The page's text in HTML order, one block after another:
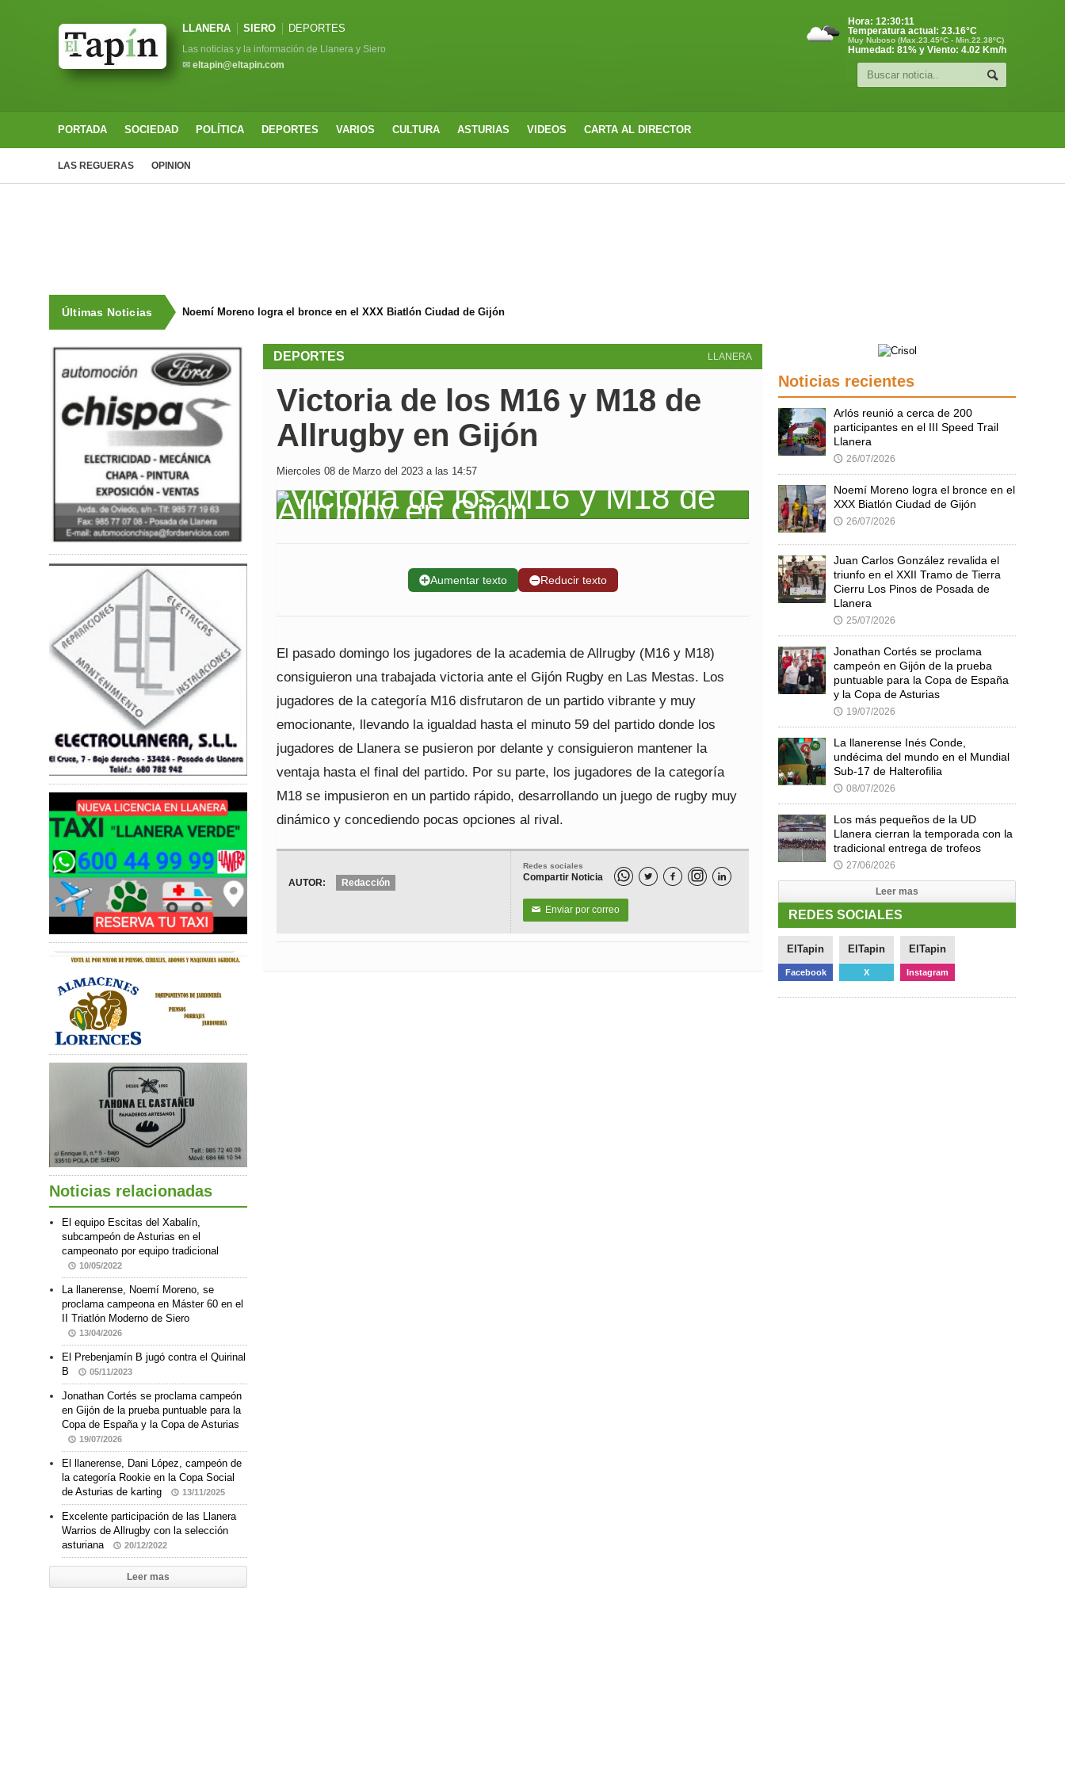
LLANERA SIERO DEPORTES
Las noticias y la información de Llanera y Siero
✉ eltapin@eltapin.com
Hora: 12:30:12
Temperatura actual: 23.16°C
Muy Nuboso (Max.23.45ºC - Min.22.38ºC)
Humedad: 81% y Viento: 4.02 Km/h
PORTADA SOCIEDAD POLÍTICA DEPORTES VARIOS CULTURA ASTURIAS VIDEOS CARTA AL DIRECTOR
LAS REGUERAS OPINION
Últimas Noticias Noemí Moreno logra el bronce en el XXX Biatlón Ciudad de Gijón
LLANERA
DEPORTES
Victoria de los M16 y M18 de
Allrugby en Gijón
Miercoles 08 de Marzo del 2023 a las 14:57
➕Aumentar texto ➖Reducir texto
El pasado domingo los jugadores de la academia de Allrugby (M16 y M18)
consiguieron una trabajada victoria ante el Gijón Rugby en Las Mestas. Los
jugadores de la categoría M16 disfrutaron de un partido vibrante y muy
emocionante, llevando la igualdad hasta el minuto 59 del partido donde los
jugadores de Llanera se pusieron por delante y consiguieron mantener la
ventaja hasta el final del partido. Por su parte, los jugadores de la categoría
M18 se impusieron en un partido rápido, desarrollando un juego de rugby muy
dinámico y concediendo pocas opciones al rival.
Redes sociales
Compartir Noticia   
✉ Enviar por correo
AUTOR: Redacción
Noticias relacionadas
El equipo Escitas del Xabalín,
subcampeón de Asturias en el
campeonato por equipo tradicional
10/05/2022
La llanerense, Noemí Moreno, se
proclama campeona en Máster 60 en el
II Triatlón Moderno de Siero
13/04/2026
El Prebenjamín B jugó contra el Quirinal
B
05/11/2023
Jonathan Cortés se proclama campeón
en Gijón de la prueba puntuable para la
Copa de España y la Copa de Asturias
19/07/2026
El llanerense, Dani López, campeón de
la categoría Rookie en la Copa Social
de Asturias de karting
13/11/2025
Excelente participación de las Llanera
Warrios de Allrugby con la selección
asturiana
20/12/2022
Leer mas
Noticias recientes
Arlós reunió a cerca de 200
participantes en el III Speed Trail
Llanera
🕔 26/07/2026
Noemí Moreno logra el bronce en el
XXX Biatlón Ciudad de Gijón
🕔 26/07/2026
Juan Carlos González revalida el
triunfo en el XXII Tramo de Tierra
Cierru Los Pinos de Posada de
Llanera
🕔 25/07/2026
Jonathan Cortés se proclama
campeón en Gijón de la prueba
puntuable para la Copa de España
y la Copa de Asturias
🕔 19/07/2026
La llanerense Inés Conde,
undécima del mundo en el Mundial
Sub-17 de Halterofilia
🕔 08/07/2026
Los más pequeños de la UD
Llanera cierran la temporada con la
tradicional entrega de trofeos
🕔 27/06/2026
Leer mas
REDES SOCIALES
ElTapin
Facebook
ElTapin
X
ElTapin
Instagram